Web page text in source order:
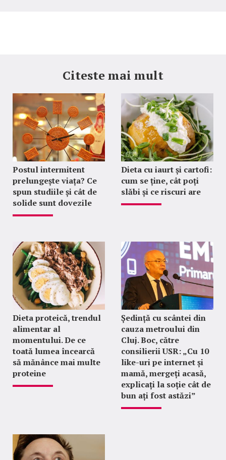
Citeste mai mult
Postul intermitent
prelungește viața? Ce
spun studiile și cât de
solide sunt dovezile
Dieta cu iaurt și cartofi:
cum se ține, cât poți
slăbi și ce riscuri are
Dieta proteică, trendul
alimentar al
momentului. De ce
toată lumea încearcă
să mănânce mai multe
proteine
Ședință cu scântei din
cauza metroului din
Cluj. Boc, către
consilierii USR: „Cu 10
like-uri pe internet și
mamă, mergeți acasă,
explicați la soție cât de
bun ați fost astăzi”